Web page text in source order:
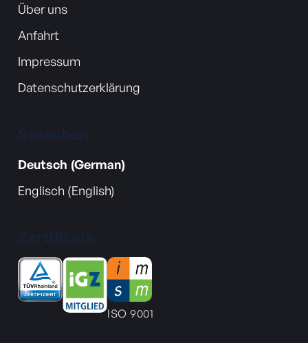
Über uns
Anfahrt
Impressum
Datenschutzerklärung
Deutsch (German)
Englisch (English)
ISO 9001